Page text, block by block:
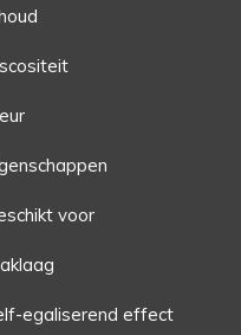
voor
egaliserend effect